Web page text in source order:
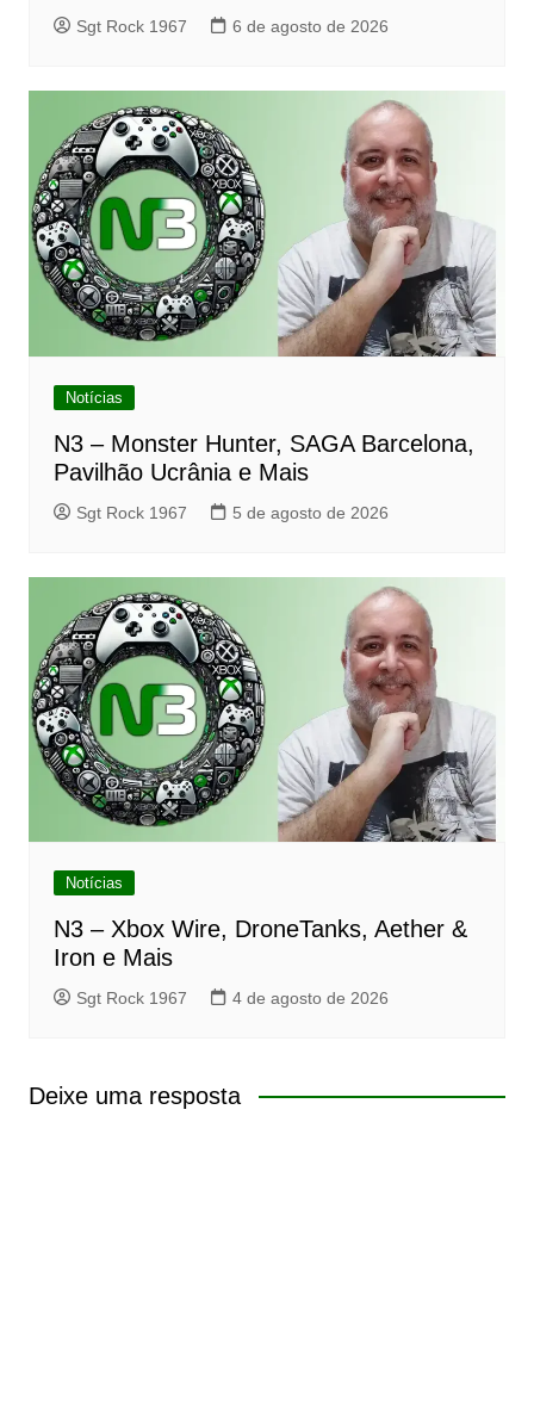
Sgt Rock 1967 6 de agosto de 2026
Notícias
N3 – Monster Hunter, SAGA Barcelona,
Pavilhão Ucrânia e Mais
Sgt Rock 1967 5 de agosto de 2026
Notícias
N3 – Xbox Wire, DroneTanks, Aether &
Iron e Mais
Sgt Rock 1967 4 de agosto de 2026
Deixe uma resposta